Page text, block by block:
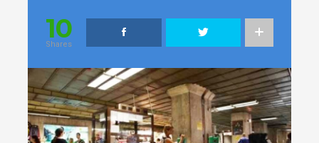
10
Shares